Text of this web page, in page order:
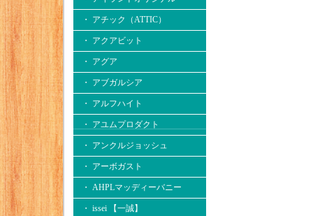
・ アチック（ATTIC）
・ アクアビット
・ アグア
・ アブガルシア
・ アルフハイト
・ アユムプロダクト
・ アンクルジョッシュ
・ アーボガスト
・ AHPLマッディーバニー
・ issei 【一誠】